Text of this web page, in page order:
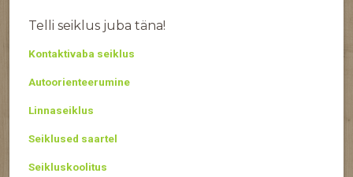
Telli seiklus juba täna!
Kontaktivaba seiklus
Autoorienteerumine
Linnaseiklus
Seiklused saartel
Seikluskoolitus